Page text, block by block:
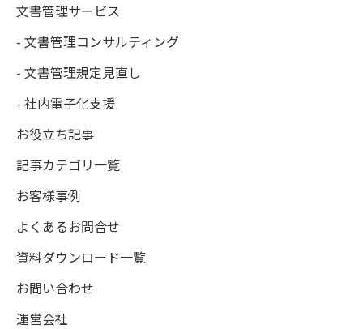
文書管理サービス
- 文書管理コンサルティング
- 文書管理規定見直し
- 社内電子化支援
お役立ち記事
記事カテゴリ一覧
お客様事例
よくあるお問合せ
資料ダウンロード一覧
お問い合わせ
運営会社